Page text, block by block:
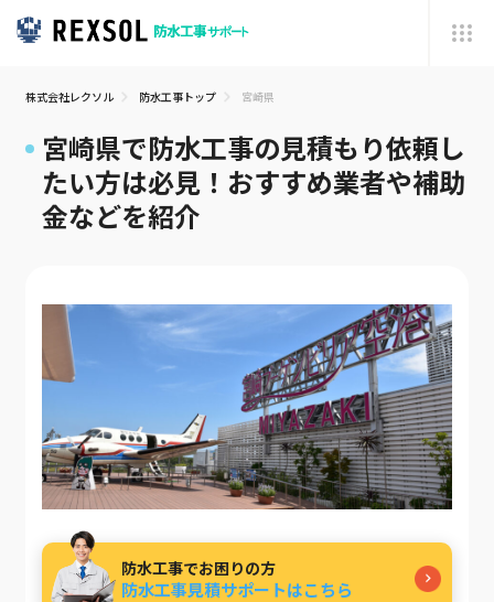
株式会社レクソル 防水工事トップ 宮崎県
宮崎県で防水工事の見積もり依頼し
たい方は必見！おすすめ業者や補助
金などを紹介
防水工事でお困りの方
防水工事見積サポートはこちら